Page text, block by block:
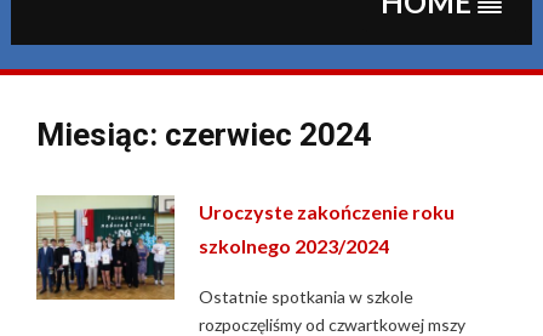
Miesiąc: czerwiec 2024
Uroczyste zakończenie roku
szkolnego 2023/2024
Ostatnie spotkania w szkole
rozpoczęliśmy od czwartkowej mszy